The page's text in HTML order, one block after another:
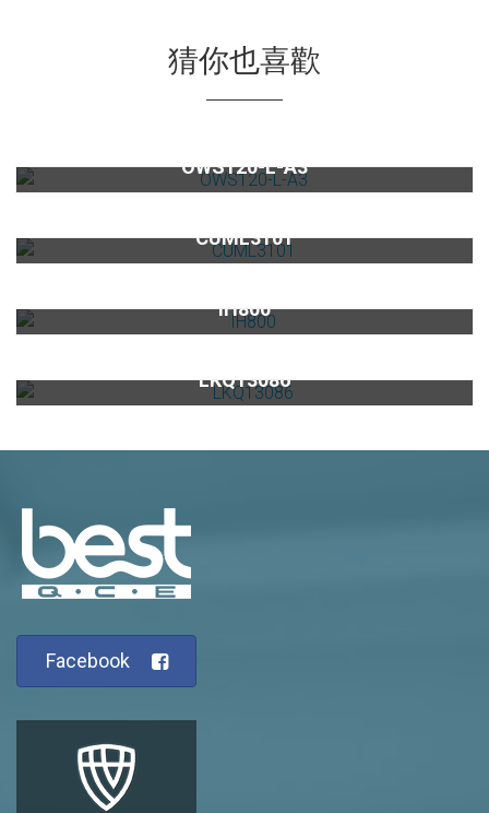
猜你也喜歡
OWS120-L-A3
CUML3101
IH800
LKQ13086
Facebook